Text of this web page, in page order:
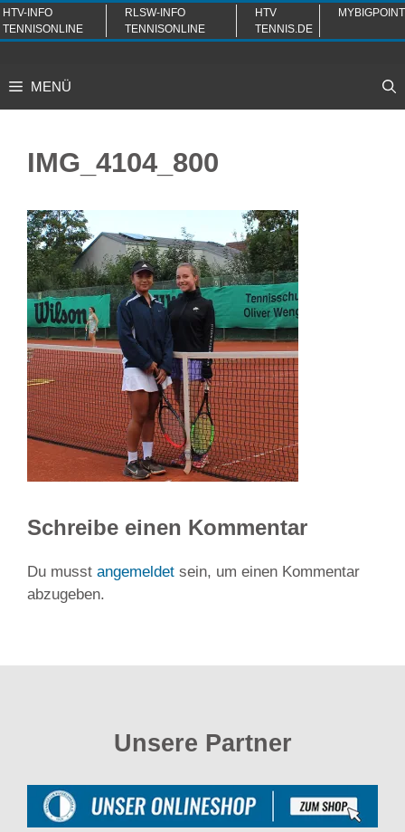
Zum
Inhalt
HTV-INFO
TENNISONLINE
RLSW-INFO
TENNISONLINE
HTV
TENNIS.DE
MYBIGPOINT
MENÜ
IMG_4104_800
Schreibe einen Kommentar
Du musst angemeldet sein, um einen Kommentar
abzugeben.
Unsere Partner